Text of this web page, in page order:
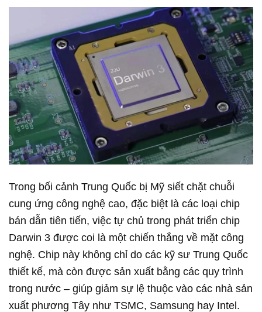
Trong bối cảnh Trung Quốc bị Mỹ siết chặt chuỗi
cung ứng công nghệ cao, đặc biệt là các loại chip
bán dẫn tiên tiến, việc tự chủ trong phát triển chip
Darwin 3 được coi là một chiến thắng về mặt công
nghệ. Chip này không chỉ do các kỹ sư Trung Quốc
thiết kế, mà còn được sản xuất bằng các quy trình
trong nước – giúp giảm sự lệ thuộc vào các nhà sản
xuất phương Tây như TSMC, Samsung hay Intel.